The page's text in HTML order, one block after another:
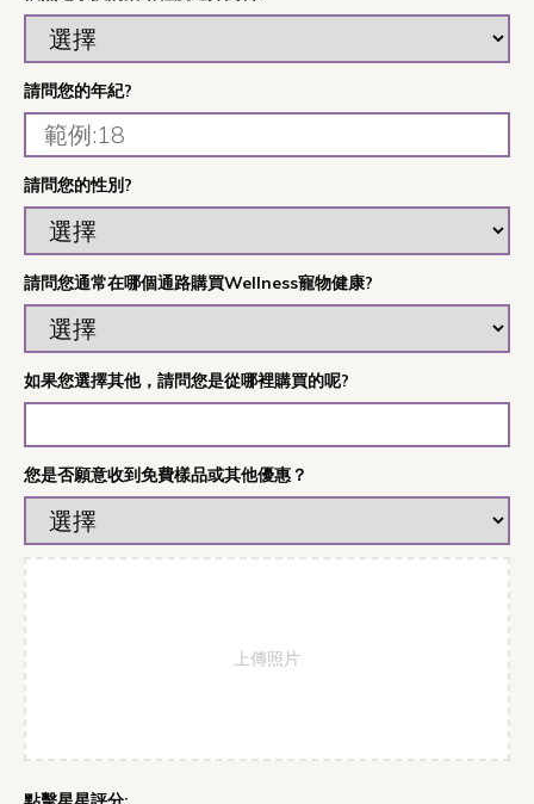
請問您的年紀?
請問您的性別?
請問您通常在哪個通路購買Wellness寵物健康?
如果您選擇其他，請問您是從哪裡購買的呢?
您是否願意收到免費樣品或其他優惠？
上傳照片